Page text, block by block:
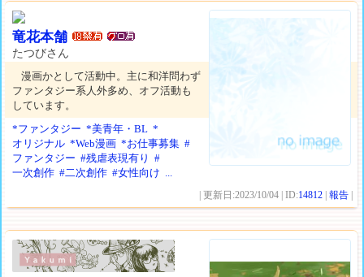
竜花本舗
たつびさん
漫画かとして活動中。主に和洋問わず
ファンタジー系人外多め、オフ活動も
しています。
*ファンタジー *美青年・BL *
オリジナル *Web漫画 *お仕事募集 #
ファンタジー #残虐表現有り
#
一次創作 #二次創作 #女性向け ...
| 更新日:2023/10/04 | ID:14812 |報告